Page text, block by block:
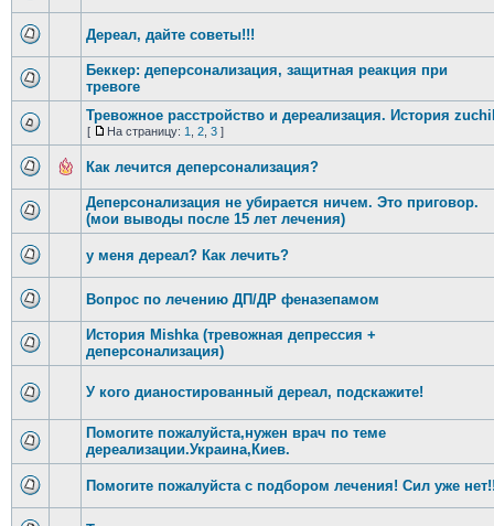
Дереал, дайте советы!!!
Беккер: деперсонализация, защитная реакция при
тревоге
Тревожное расстройство и дереализация. История
[ На страницу: 1 2, 3]
Как лечится деперсонализация?
Деперсонализация не убирается ничем. Это приговор.
(мои выводы после 15 лет лечения)
у меня дереал? Как лечить?
Вопрос по лечению ДП/ДР феназепамом
История Mishka (тревожная депрессия +
деперсонализация)
У кого дианостированный дереал, подскажите!
Помогите пожалуйста,нужен врач по теме
дереализации.Украина,Киев.
Помогите пожалуйста с подбором лечения! Сил уже